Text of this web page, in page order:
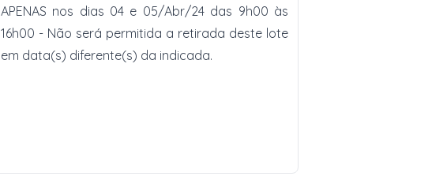
APENAS nos dias 04 e 05/Abr/24 das 9h00 às
16h00 - Não será permitida a retirada deste lote
em data(s) diferente(s) da indicada.